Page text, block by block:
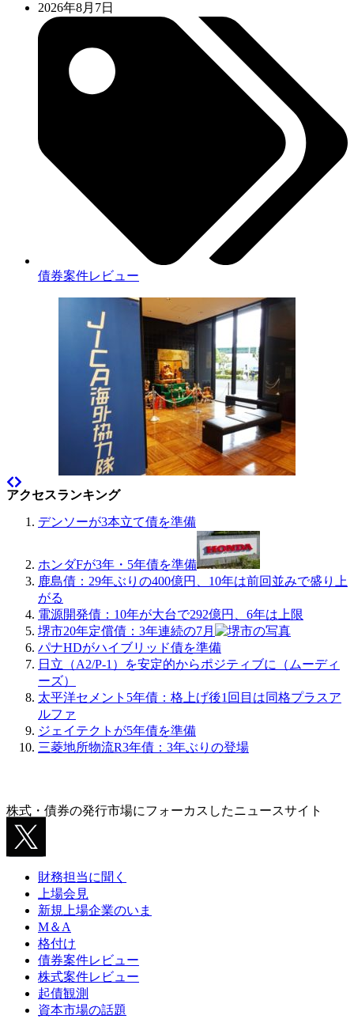
2026年8月7日
債券案件レビュー
アクセスランキング
デンソーが3本立て債を準備
ホンダFが3年・5年債を準備
鹿島債：29年ぶりの400億円、10年は前回並みで盛り上
がる
電源開発債：10年が大台で292億円、6年は上限
堺市20年定償債：3年連続の7月
パナHDがハイブリッド債を準備
日立（A2/P-1）を安定的からポジティブに（ムーディ
ーズ）
太平洋セメント5年債：格上げ後1回目は同格プラスア
ルファ
ジェイテクトが5年債を準備
三菱地所物流R3年債：3年ぶりの登場
株式・債券の発行市場にフォーカスしたニュースサイト
財務担当に聞く
上場会見
新規上場企業のいま
M＆A
格付け
債券案件レビュー
株式案件レビュー
起債観測
資本市場の話題